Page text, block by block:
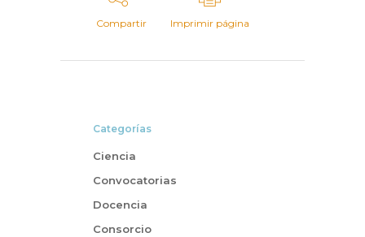
Compartir Imprimir página
Categorías
Ciencia
Convocatorias
Docencia
Consorcio